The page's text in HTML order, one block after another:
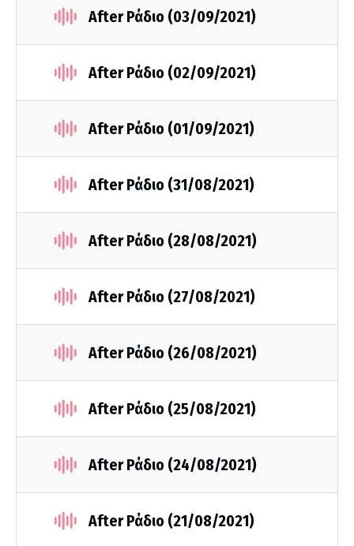
After Ράδιο (03/09/2021)
After Ράδιο (02/09/2021)
After Ράδιο (01/09/2021)
After Ράδιο (31/08/2021)
After Ράδιο (28/08/2021)
After Ράδιο (27/08/2021)
After Ράδιο (26/08/2021)
After Ράδιο (25/08/2021)
After Ράδιο (24/08/2021)
After Ράδιο (21/08/2021)